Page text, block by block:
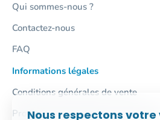
Qui sommes-nous ?
Contactez-nous
FAQ
Informations légales
Conditions générales de vente
Protection des données
Nous respectons votre